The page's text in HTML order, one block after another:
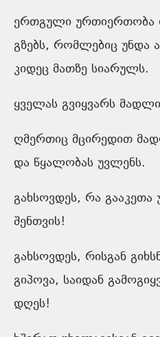
ერთგული ურთიერთობა
გზებს, რომლებიც უნდა
კიდეც მათზე სიარულს.
ყველას გვიყვარს
ღმერთიც მცირედით
და წყალობას უვლენს.
გახსოვდეს, რა
შენთვის!
გახსოვდეს, რისგან
გიპოვა, საიდან
დღეს!